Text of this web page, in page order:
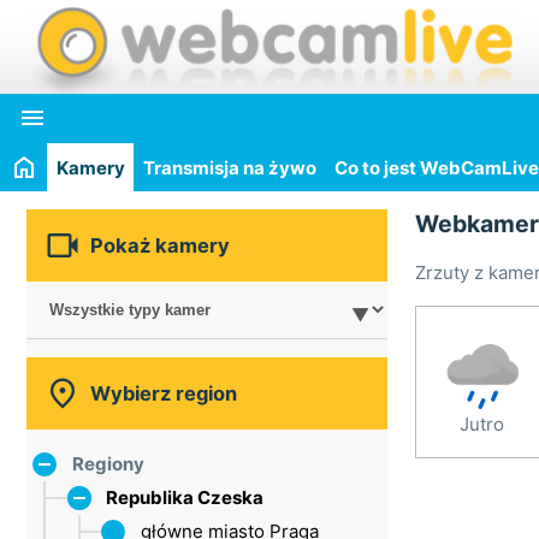

Kamery Transmisja na żywo Co to jest WebCamLive
 Pokaż kamery
 Wybierz region
Regiony
Republika Czeska
główne miasto Praga
Zrzuty z
Jutro